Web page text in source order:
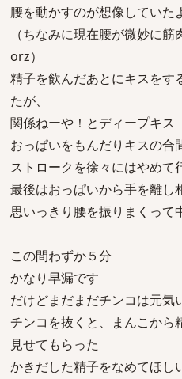
腰を動かすのが想像していた
（ちなみに現在腰が微妙に
orz）
精子を飲んだあとにキスをす
たが、
関係ねーや！とディープキス
おっぱいをもんだりキスの合
ストロークを徐々にはやめて
最後はおっぱいから手を離し
思いっきり腰を振りまくって
この間わずか５分
かなり早漏です
だけどまだまだチンコは元
チンコを抜くと、まんこから
見せてもらった
かきだした精子をなめてほし